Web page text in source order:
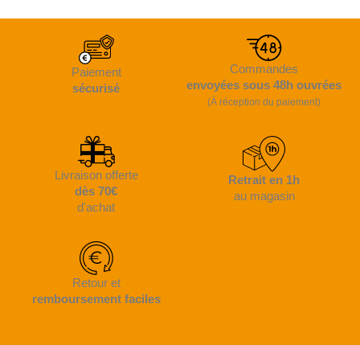
Paiement
sécurisé
Commandes
envoyées sous 48h ouvrées
(À réception du paiement)
Livraison offerte
dès 70€
d'achat
Retrait en 1h
au magasin
Retour et
remboursement faciles